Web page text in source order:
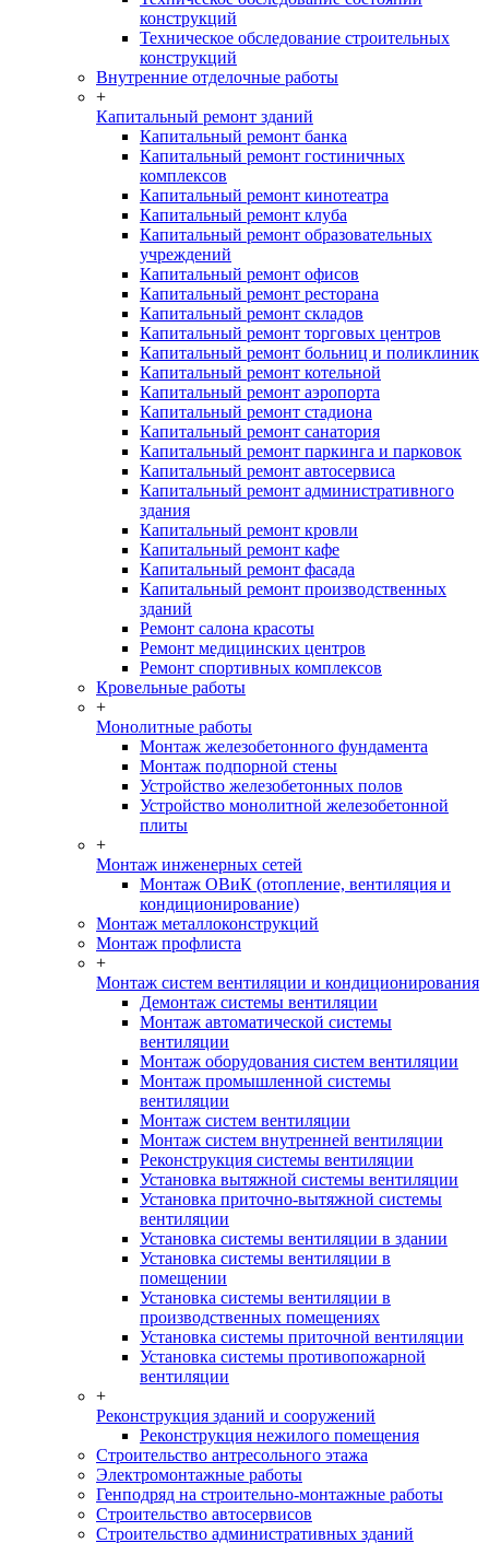
конструкций
Техническое обследование строительных
конструкций
Внутренние отделочные работы
+
Капитальный ремонт зданий
Капитальный ремонт банка
Капитальный ремонт гостиничных
комплексов
Капитальный ремонт кинотеатра
Капитальный ремонт клуба
Капитальный ремонт образовательных
учреждений
Капитальный ремонт офисов
Капитальный ремонт ресторана
Капитальный ремонт складов
Капитальный ремонт торговых центров
Капитальный ремонт больниц и поликлиник
Капитальный ремонт котельной
Капитальный ремонт аэропорта
Капитальный ремонт стадиона
Капитальный ремонт санатория
Капитальный ремонт паркинга и парковок
Капитальный ремонт автосервиса
Капитальный ремонт административного
здания
Капитальный ремонт кровли
Капитальный ремонт кафе
Капитальный ремонт фасада
Капитальный ремонт производственных
зданий
Ремонт салона красоты
Ремонт медицинских центров
Ремонт спортивных комплексов
Кровельные работы
+
Монолитные работы
Монтаж железобетонного фундамента
Монтаж подпорной стены
Устройство железобетонных полов
Устройство монолитной железобетонной
плиты
+
Монтаж инженерных сетей
Монтаж ОВиК (отопление, вентиляция и
кондиционирование)
Монтаж металлоконструкций
Монтаж профлиста
+
Монтаж систем вентиляции и кондиционирования
Демонтаж системы вентиляции
Монтаж автоматической системы
вентиляции
Монтаж оборудования систем вентиляции
Монтаж промышленной системы
вентиляции
Монтаж систем вентиляции
Монтаж систем внутренней вентиляции
Реконструкция системы вентиляции
Установка вытяжной системы вентиляции
Установка приточно-вытяжной системы
вентиляции
Установка системы вентиляции в здании
Установка системы вентиляции в
помещении
Установка системы вентиляции в
производственных помещениях
Установка системы приточной вентиляции
Установка системы противопожарной
вентиляции
+
Реконструкция зданий и сооружений
Реконструкция нежилого помещения
Строительство антресольного этажа
Электромонтажные работы
Генподряд на строительно-монтажные работы
Строительство автосервисов
Строительство административных зданий